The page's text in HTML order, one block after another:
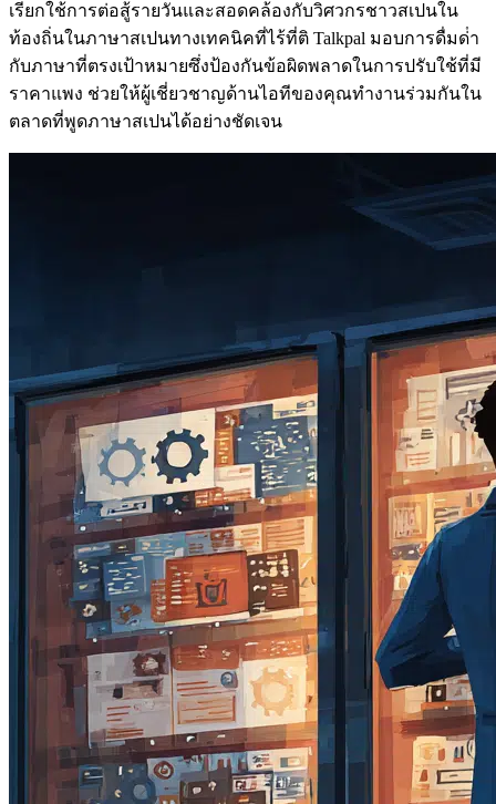
เรียกใช้การต่อสู้รายวันและสอดคล้องกับวิศวกรชาวสเปนใน
ท้องถิ่นในภาษาสเปนทางเทคนิคที่ไร้ที่ติ Talkpal มอบการดื่มด่ํา
กับภาษาที่ตรงเป้าหมายซึ่งป้องกันข้อผิดพลาดในการปรับใช้ที่มี
ราคาแพง ช่วยให้ผู้เชี่ยวชาญด้านไอทีของคุณทํางานร่วมกันใน
ตลาดที่พูดภาษาสเปนได้อย่างชัดเจน